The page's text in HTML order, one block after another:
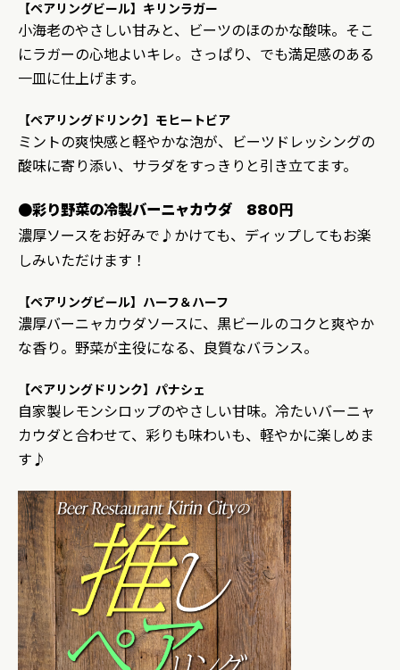
【ペアリングビール】キリンラガー
小海老のやさしい甘みと、ビーツのほのかな酸味。そこ
にラガーの心地よいキレ。さっぱり、でも満足感のある
一皿に仕上げます。
【ペアリングドリンク】モヒートビア
ミントの爽快感と軽やかな泡が、ビーツドレッシングの
酸味に寄り添い、サラダをすっきりと引き立てます。
●彩り野菜の冷製バーニャカウダ 880円
濃厚ソースをお好みで♪かけても、ディップしてもお楽
しみいただけます！
【ペアリングビール】ハーフ＆ハーフ
濃厚バーニャカウダソースに、黒ビールのコクと爽やか
な香り。野菜が主役になる、良質なバランス。
【ペアリングドリンク】パナシェ
自家製レモンシロップのやさしい甘味。冷たいバーニャ
カウダと合わせて、彩りも味わいも、軽やかに楽しめま
す♪